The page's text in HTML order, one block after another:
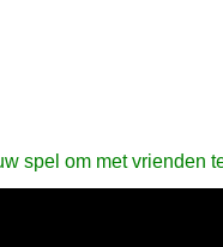
spel om met vrienden